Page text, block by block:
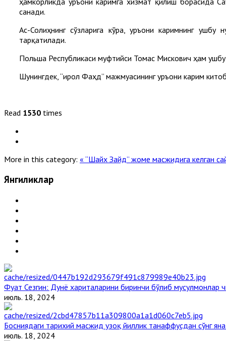
санади.
Aс-Солиҳнинг сўзларига кўра, Қуръони каримнинг
тарқатилади.
Польша Республикаси муфтийси Томас Мискович ҳам
Шунингдек, “Қирол Фаҳд” мажмуасининг Қуръони карим
Read 1530 times
More in this category: « “Шайх Зайд” жоме масжидига келган
Янгиликлар
Фуат Сезгин: Дунё хариталарини биринчи бўлиб мусулмонлар
июль. 18, 2024
Босниядаги тарихий масжид узоқ йиллик танаффусдан сўнг
июль. 18, 2024